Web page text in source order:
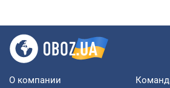
О компании